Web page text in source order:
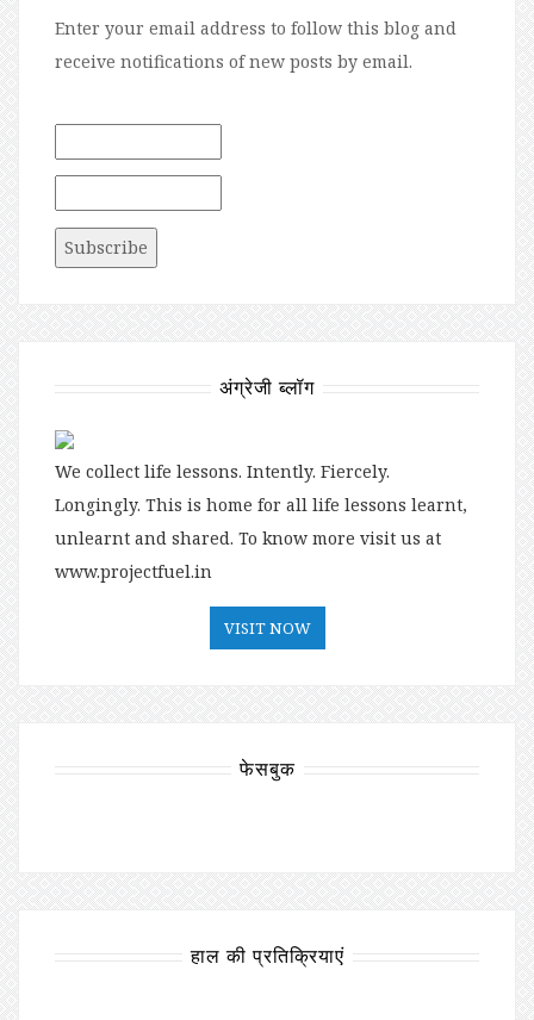
Enter your email address to follow this blog and
receive notifications of new posts by email.
अंग्रेजी ब्लॉग
We collect life lessons. Intently. Fiercely.
Longingly. This is home for all life lessons learnt,
unlearnt and shared. To know more visit us at
www.projectfuel.in
VISIT NOW
फेसबुक
हाल की प्रतिक्रियाएं